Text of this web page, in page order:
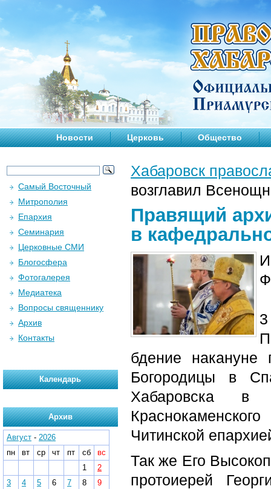
Новости Церковь Общество
Хабаровск
возглавил
Правящий
в
бдение накануне
Богородицы в
Хабаровска в
Читинской
Так же Его
протоиерей
Самый Восточный
Митрополия
Епархия
Семинария
Церковные СМИ
Блогосфера
Фотогалерея
Медиатека
Вопросы священнику
Архив
Контакты
Календарь
Архив
Август - 2026
пн
вт ср чт пт сб
вс
1
2
3
4 5 6 7 8
9